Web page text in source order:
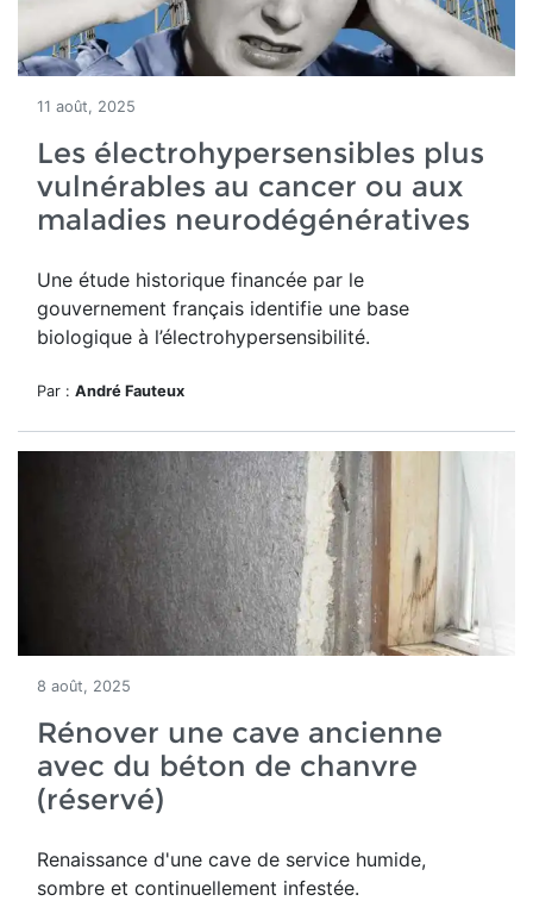
11 août, 2025
Les électrohypersensibles plus
vulnérables au cancer ou aux
maladies neurodégénératives
Une étude historique financée par le
gouvernement français identifie une base
biologique à l’électrohypersensibilité.
Par : André Fauteux
8 août, 2025
Rénover une cave ancienne
avec du béton de chanvre
(réservé)
Renaissance d'une cave de service humide,
sombre et continuellement infestée.